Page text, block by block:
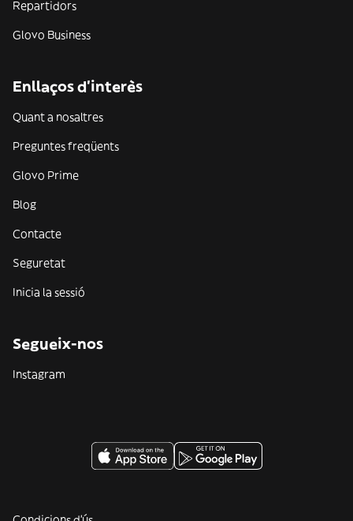
Repartidors
Glovo Business
Enllaços d'interès
Quant a nosaltres
Preguntes freqüents
Glovo Prime
Blog
Contacte
Seguretat
Inicia la sessió
Segueix-nos
Instagram